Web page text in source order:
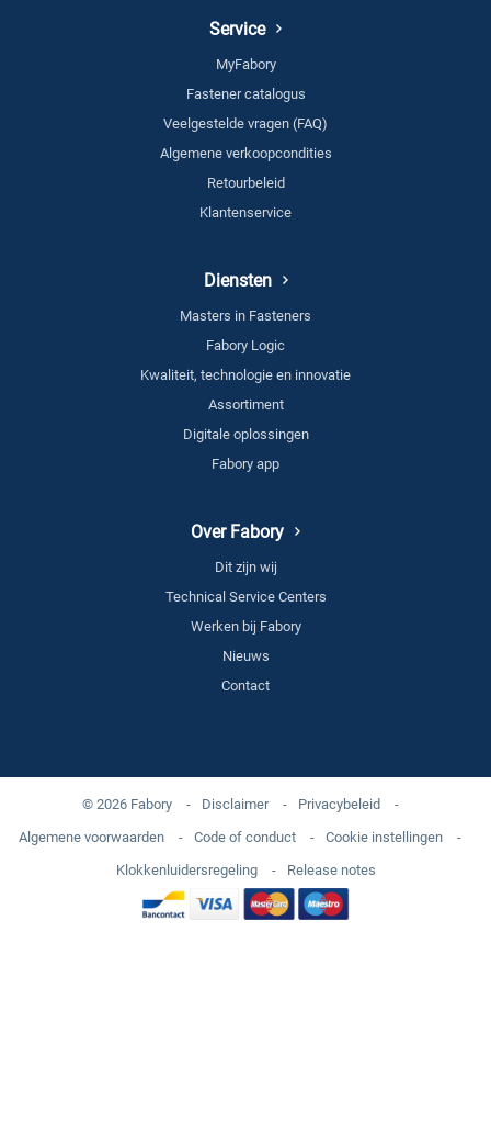
Service
MyFabory
Fastener catalogus
Veelgestelde vragen (FAQ)
Algemene verkoopcondities
Retourbeleid
Klantenservice
Diensten
Masters in Fasteners
Fabory Logic
Kwaliteit, technologie en innovatie
Assortiment
Digitale oplossingen
Fabory app
Over Fabory
Dit zijn wij
Technical Service Centers
Werken bij Fabory
Nieuws
Contact
© 2026 Fabory - Disclaimer - Privacybeleid
-
Algemene voorwaarden
- Code of conduct - Cookie instellingen
-
Klokkenluidersregeling
- Release notes